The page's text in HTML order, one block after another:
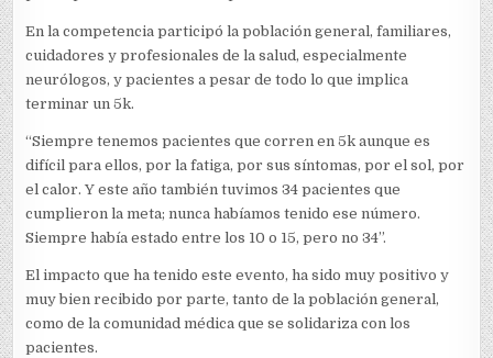
En la competencia participó la población general, familiares,
cuidadores y profesionales de la salud, especialmente
neurólogos, y pacientes a pesar de todo lo que implica
terminar un 5k.
“Siempre tenemos pacientes que corren en 5k aunque es
difícil para ellos, por la fatiga, por sus síntomas, por el sol, por
el calor. Y este año también tuvimos 34 pacientes que
cumplieron la meta; nunca habíamos tenido ese número.
Siempre había estado entre los 10 o 15, pero no 34”.
El impacto que ha tenido este evento, ha sido muy positivo y
muy bien recibido por parte, tanto de la población general,
como de la comunidad médica que se solidariza con los
pacientes.